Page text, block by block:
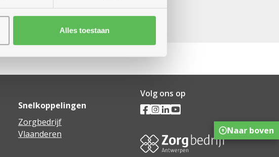
Alles toestaan
Snelkoppelingen
Zorgbedrijf
Vlaanderen
Volg ons op
Naar boven